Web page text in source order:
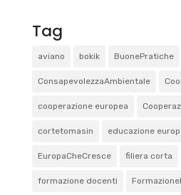
Tag
aviano bokik BuonePratiche
ConsapevolezzaAmbientale
cooperazione europea
cortetomasin educazione
EuropaCheCresce filiera corta
formazione docenti